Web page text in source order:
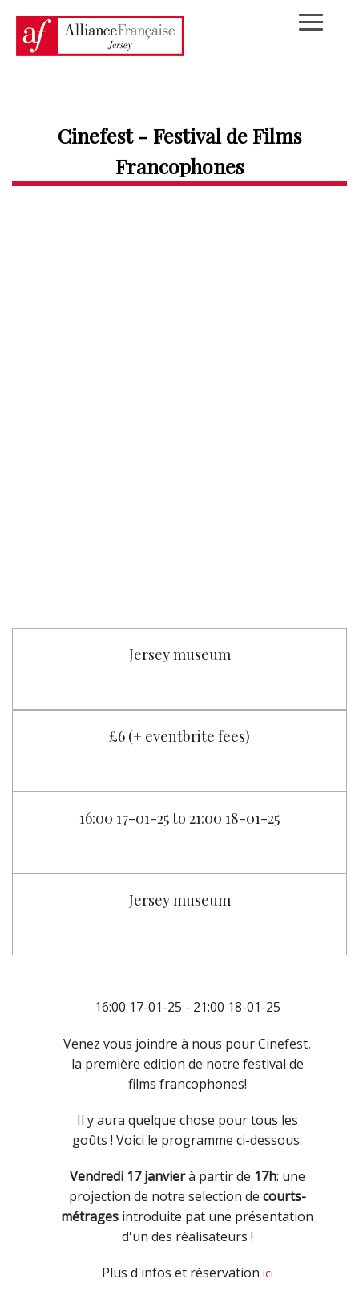
Cinefest - Festival de Films
Francophones
Jersey museum
£6 (+ eventbrite fees)
16:00 17-01-25 to 21:00 18-01-25
Jersey museum
16:00 17-01-25 - 21:00 18-01-25
Venez vous joindre à nous pour Cinefest,
la première edition de notre festival de
films francophones!
Il y aura quelque chose pour tous les
goûts ! Voici le programme ci-dessous:
Vendredi 17 janvierà partir de 17h: une
projection de notre selection de courts-
métrages introduite pat une présentation
d'un des réalisateurs !
Plus d'infos et réservation ici